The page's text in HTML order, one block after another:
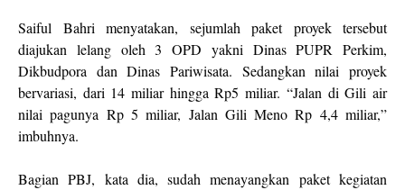
Saiful Bahri menyatakan, sejumlah paket proyek tersebut
diajukan lelang oleh 3 OPD yakni Dinas PUPR Perkim,
Dikbudpora dan Dinas Pariwisata. Sedangkan nilai proyek
bervariasi, dari 14 miliar hingga Rp5 miliar. “Jalan di Gili air
nilai pagunya Rp 5 miliar, Jalan Gili Meno Rp 4,4 miliar,”
imbuhnya.
Bagian PBJ, kata dia, sudah menayangkan paket kegiatan